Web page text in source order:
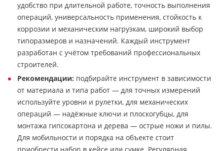
удобство при длительной работе, точность выполнения
операций, универсальность применения, стойкость к
коррозии и механическим нагрузкам, широкий выбор
типоразмеров и назначений. Каждый инструмент
разработан с учётом требований профессиональных
строителей.
Рекомендации: подбирайте инструмент в зависимости
от материала и типа работ — для точных измерений
используйте уровни и рулетки, для механических
операций — надёжные ключи и плоскогубцы, для
монтажа гипсокартона и дерева — острые ножи и пилы.
Для мобильности и порядка на объекте стоит